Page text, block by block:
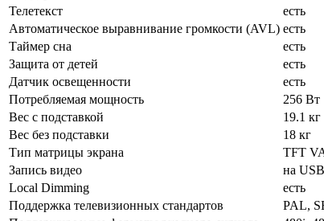
Телетекст
есть
Автоматическое выравнивание громкости (AVL) есть
Таймер сна
есть
Защита от детей
есть
Датчик освещенности
есть
Потребляемая мощность
256 Вт
Вес с подставкой
19.1 кг
Вес без подставки
18 кг
Тип матрицы экрана
TFT
Запись видео
на
Local Dimming
есть
Поддержка телевизионных стандартов
PAL,